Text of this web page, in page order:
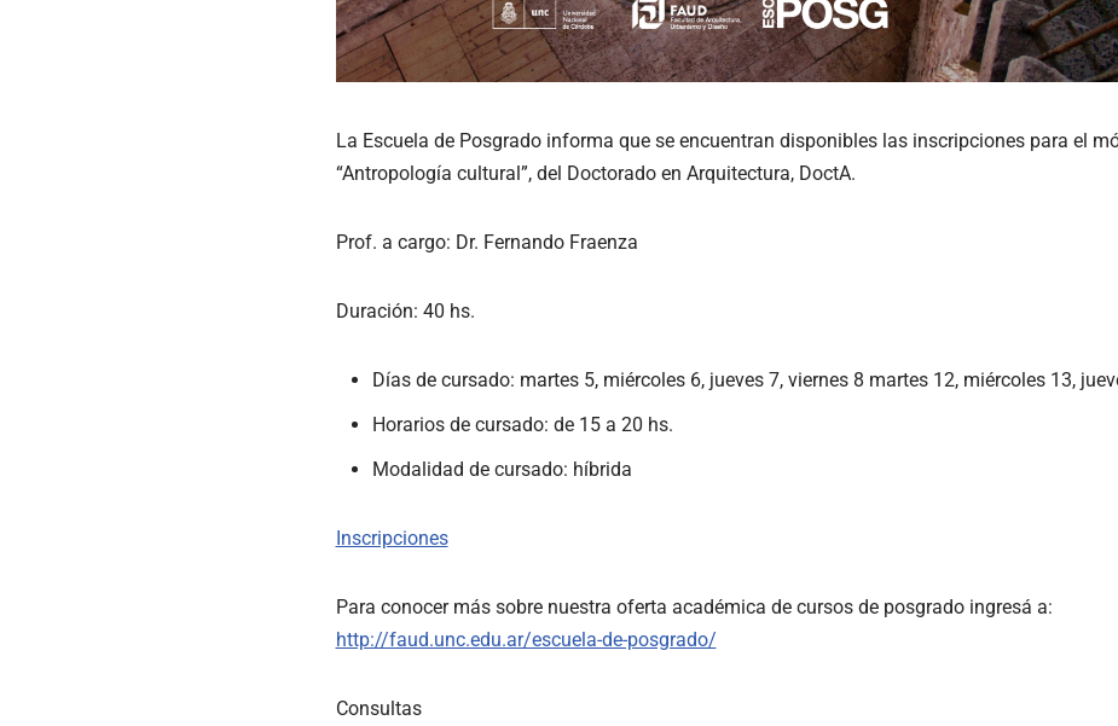
La Escuela de Posgrado informa que se encuentran disponibles las inscripciones para el
“Antropología cultural”, del Doctorado en Arquitectura, DoctA.
Prof. a cargo: Dr. Fernando Fraenza
Duración: 40 hs.
Días de cursado: martes 5, miércoles 6, jueves 7, viernes 8 martes 12, miércoles 13,
Horarios de cursado: de 15 a 20 hs.
Modalidad de cursado: híbrida
Inscripciones
Para conocer más sobre nuestra oferta académica de cursos de posgrado ingresá a:
http://faud.unc.edu.ar/escuela-de-posgrado/
Consultas